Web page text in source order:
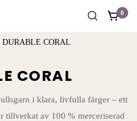
0
DURABLE CORAL
CORAL
i klara, livfulla färger – ett
tillverkat av 100 % merceriserad